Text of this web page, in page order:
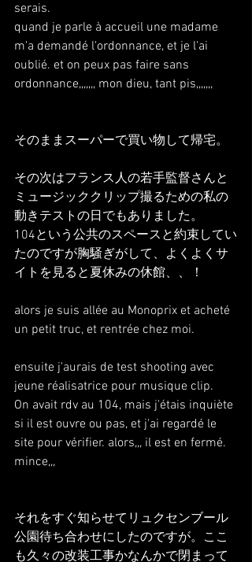
serais.
quand je parle à accueil une madame
m'a demandé l'ordonnance, et je l'ai
oublié. et on peux pas faire sans
ordonnance,,,,,,, mon dieu, tant pis,,,,,,,
そのままスーパーで買い物して帰宅。
その次はフランス人の若手監督さんと
ミュージッククリップ撮るための私の
動きテストの日でもありました。
104という公共のスペースと約束してい
たのですが胸騒ぎがして、よくよくサ
イトを見ると夏休みの休館、、！
alors je suis allée au Monoprix et acheté
un petit truc, et rentrée chez moi.
ensuite j'aurais de test shooting avec
jeune réalisatrice pour musique clip.
On avait rdv au 104, mais j'étais inquiète
si il est ouvre ou pas, et j'ai regardé le
site pour vérifier. alors,,, il est en fermé.
mince,,,
それをすぐ知らせてリュクセンブール
公園待ち合わせにしたのですが。ここ
も久々の改装工事かなんかで閉まって